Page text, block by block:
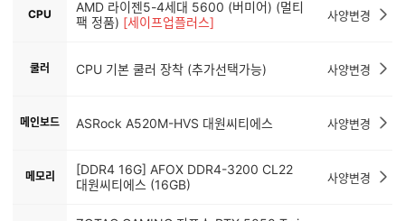
CPU
AMD 라이젠5-4세대 5600 (버미어) (멀티
팩 정품) [세이프업플러스] 사양변경
쿨러 CPU 기본 쿨러 장착 (추가선택가능) 사양변경
메인보드 ASRock A520M-HVS 대원씨티에스 사양변경
메모리
[DDR4 16G] AFOX DDR4-3200 CL22
대원씨티에스 (16GB)
사양변경